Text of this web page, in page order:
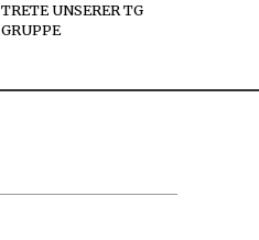
TRETE UNSERER TG
GRUPPE